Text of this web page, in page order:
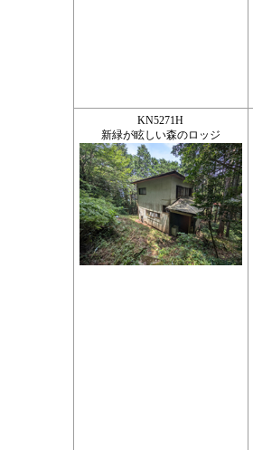
KN5271H
新緑が眩しい森のロッジ